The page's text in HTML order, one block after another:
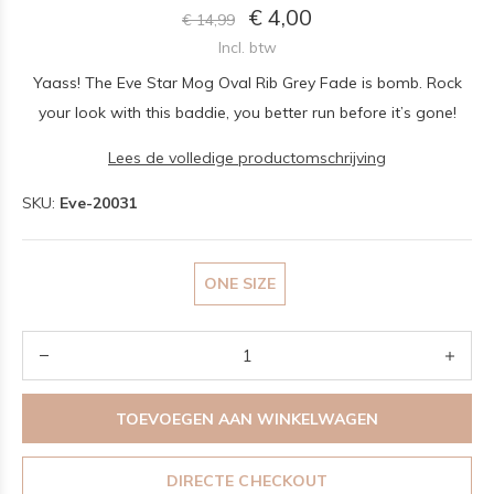
€ 14,99 € 4,00
Incl. btw
Yaass! The Eve Star Mog Oval Rib Grey Fade is bomb. Rock
your look with this baddie, you better run before it’s gone!
Lees de volledige productomschrijving
SKU: Eve-20031
ONE SIZE
TOEVOEGEN AAN WINKELWAGEN
DIRECTE CHECKOUT